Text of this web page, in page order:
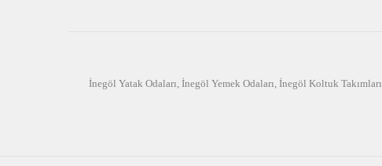
İnegöl Yatak Odaları İnegöl Yemek Odaları İnegöl Koltuk Takımları